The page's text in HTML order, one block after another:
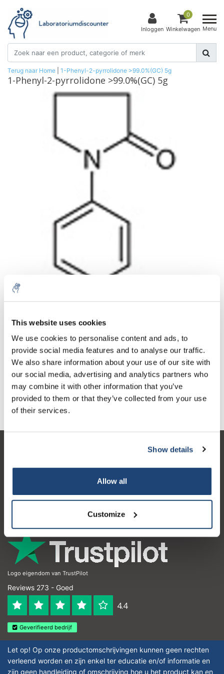
This website uses cookies
We use cookies to personalise content and ads, to
provide social media features and to analyse our traffic.
We also share information about your use of our site with
our social media, advertising and analytics partners who
may combine it with other information that you’ve
provided to them or that they’ve collected from your use
of their services.
Show details
Allow all
Customize
Inloggen
0
Winkelwagen Menu
Terug naar Home 1-Phenyl-2-pyrrolidone >99.0%(GC) 5g
1-Phenyl-2-pyrrolidone >99.0%(GC) 5g
1 Stuk Excl. btw
€36,74
Incl. btw
Toevoegen aan winkelwagen
Informatie
Contactgegevens
Logo eigendom van TrustPilot
Reviews 273 - Goed
4.4
Geverifieerd bedrijf
Let op! Op onze productomschrijvingen kunnen geen rechten
verleend worden en zijn enkel ter educatie en/of informatie en
zijn geen handleiding of omschrijving hoe u het product kan en